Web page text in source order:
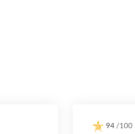
94 /100